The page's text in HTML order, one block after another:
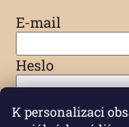
K personalizaci
E-mail
Heslo
PŘIHLÁSIT SE